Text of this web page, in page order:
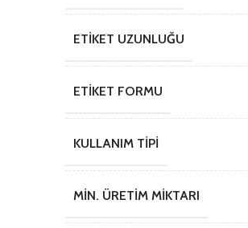
ETIKET UZUNLUĞU
ETIKET FORMU
KULLANIM TIPI
MIN. ÜRETIM MIKTARI